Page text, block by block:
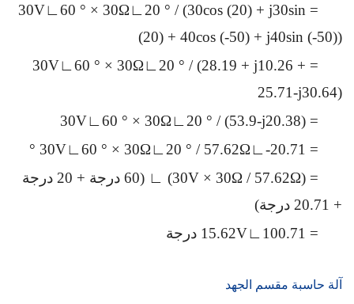
= 30V∟60 ° × 30Ω∟20 ° / (30cos (20) + j30sin
(20) + 40cos (-50) + j40sin (-50))
= 30V∟60 ° × 30Ω∟20 ° / (28.19 + j10.26 +
25.71-j30.64)
= 30V∟60 ° × 30Ω∟20 ° / (53.9-j20.38)
= 30V∟60 ° × 30Ω∟20 ° / 57.62Ω∟-20.71 °
= (30V × 30Ω / 57.62Ω) ∟ (60 درجة + 20 درجة
+ 20.71 درجة)
= 15.62V∟100.71 درجة
آلة حاسبة مقسم الجهد